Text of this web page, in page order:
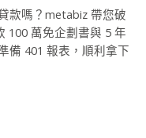
款嗎？metabiz 帶您破
100 萬免企劃書與 5 年
備 401 報表，順利拿下